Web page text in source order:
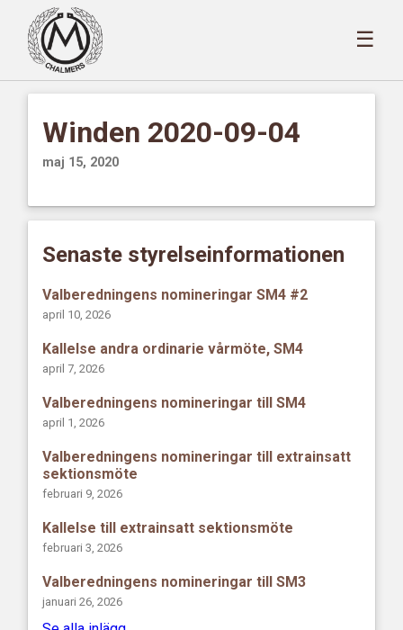
☰
Winden 2020-09-04
maj 15, 2020
Senaste styrelseinformationen
Valberedningens nomineringar SM4 #2
april 10, 2026
Kallelse andra ordinarie vårmöte, SM4
april 7, 2026
Valberedningens nomineringar till SM4
april 1, 2026
Valberedningens nomineringar till extrainsatt
sektionsmöte
februari 9, 2026
Kallelse till extrainsatt sektionsmöte
februari 3, 2026
Valberedningens nomineringar till SM3
januari 26, 2026